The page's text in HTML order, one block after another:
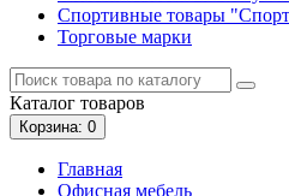
Спортивные товары
Торговые марки
Каталог товаров
Корзина: 0
Главная
Офисная мебель